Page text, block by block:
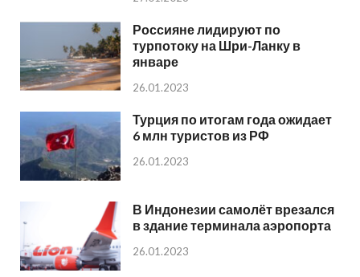
Россияне лидируют по
турпотоку на Шри-Ланку в
январе
26.01.2023
Турция по итогам года ожидает
6 млн туристов из РФ
26.01.2023
В Индонезии самолёт врезался
в здание терминала аэропорта
26.01.2023